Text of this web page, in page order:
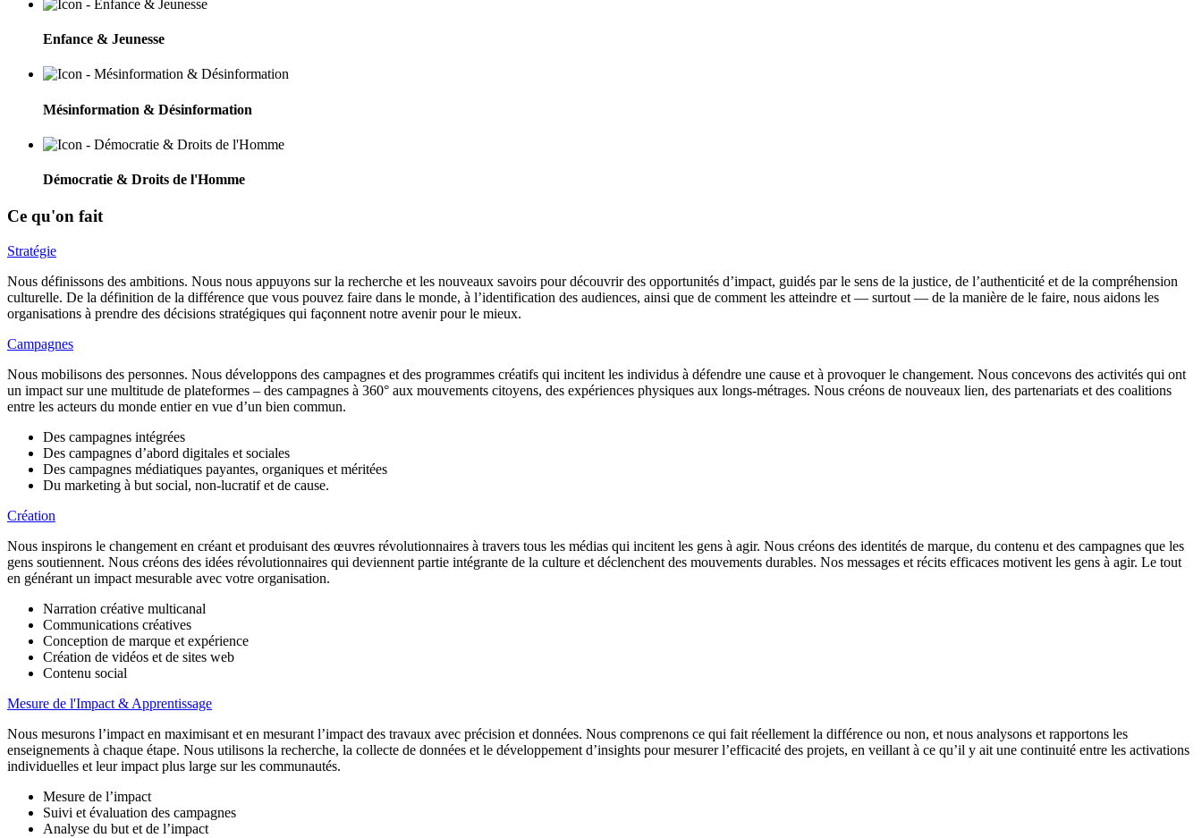
Enfance & Jeunesse
Mésinformation & Désinformation
Démocratie & Droits de l'Homme
Ce qu'on fait
Stratégie
Nous définissons des ambitions. Nous nous appuyons sur la recherche et les nouveaux savoirs pour découvrir des opportunités d’impact, guidés par le sens de la justice, de l’authenticité et de la compréhension
culturelle. De la définition de la différence que vous pouvez faire dans le monde, à l’identification des audiences, ainsi que de comment les atteindre et — surtout — de la manière de le faire, nous aidons les
organisations à prendre des décisions stratégiques qui façonnent notre avenir pour le mieux.
Campagnes
Nous mobilisons des personnes. Nous développons des campagnes et des programmes créatifs qui incitent les individus à défendre une cause et à provoquer le changement. Nous concevons des activités qui ont
un impact sur une multitude de plateformes – des campagnes à 360° aux mouvements citoyens, des expériences physiques aux longs-métrages. Nous créons de nouveaux lien, des partenariats et des coalitions
entre les acteurs du monde entier en vue d’un bien commun.
Des campagnes intégrées
Des campagnes d’abord digitales et sociales
Des campagnes médiatiques payantes, organiques et méritées
Du marketing à but social, non-lucratif et de cause.
Création
Nous inspirons le changement en créant et produisant des œuvres révolutionnaires à travers tous les médias qui incitent les gens à agir. Nous créons des identités de marque, du contenu et des campagnes que les
gens soutiennent. Nous créons des idées révolutionnaires qui deviennent partie intégrante de la culture et déclenchent des mouvements durables. Nos messages et récits efficaces motivent les gens à agir. Le tout
en générant un impact mesurable avec votre organisation.
Narration créative multicanal
Communications créatives
Conception de marque et expérience
Création de vidéos et de sites web
Contenu social
Mesure de l'Impact & Apprentissage
Nous mesurons l’impact en maximisant et en mesurant l’impact des travaux avec précision et données. Nous comprenons ce qui fait réellement la différence ou non, et nous analysons et rapportons les
enseignements à chaque étape. Nous utilisons la recherche, la collecte de données et le développement d’insights pour mesurer l’efficacité des projets, en veillant à ce qu’il y ait une continuité entre les activations
individuelles et leur impact plus large sur les communautés.
Mesure de l’impact
Suivi et évaluation des campagnes
Analyse du but et de l’impact